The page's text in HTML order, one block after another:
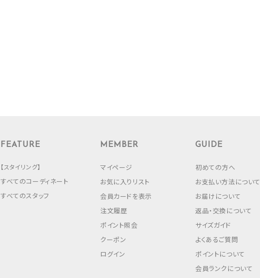
FEATURE
【スタイリング】
すべてのコーディネート
すべてのスタッフ
MEMBER
マイページ
お気に入りリスト
会員カードを表示
注文履歴
ポイント照会
クーポン
ログイン
GUIDE
初めての方へ
お支払い方法について
お届けについて
返品・交換について
サイズガイド
よくあるご質問
ポイントについて
会員ランクについて